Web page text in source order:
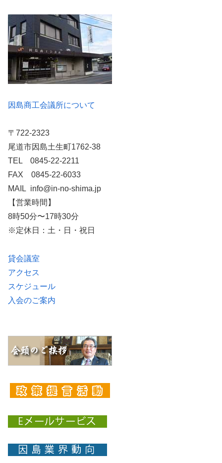
因島商工会議所について
〒722-2323
尾道市因島土生町1762-38
TEL 0845-22-2211
FAX 0845-22-6033
MAIL info@in-no-shima.jp
【営業時間】
8時50分〜17時30分
※定休日：土・日・祝日
貸会議室
アクセス
スケジュール
入会のご案内